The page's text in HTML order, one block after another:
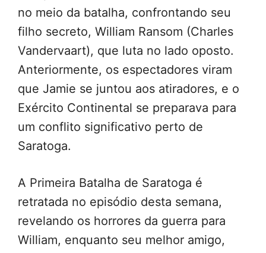
no meio da batalha, confrontando seu
filho secreto, William Ransom (Charles
Vandervaart), que luta no lado oposto.
Anteriormente, os espectadores viram
que Jamie se juntou aos atiradores, e o
Exército Continental se preparava para
um conflito significativo perto de
Saratoga.
A Primeira Batalha de Saratoga é
retratada no episódio desta semana,
revelando os horrores da guerra para
William, enquanto seu melhor amigo,